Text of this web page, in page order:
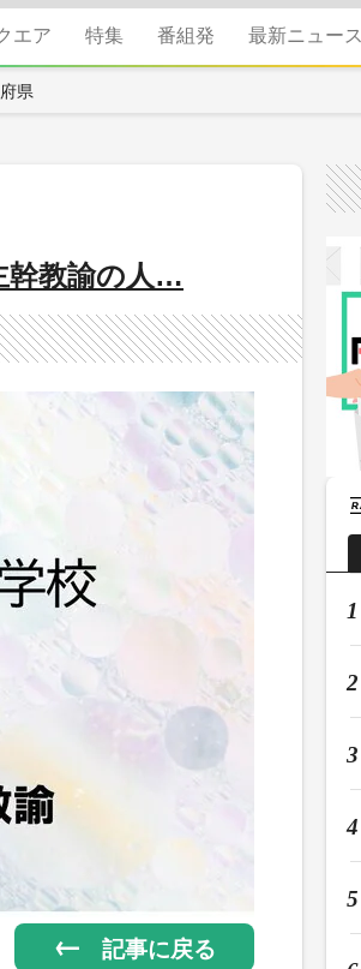
エア 特集 番組発 最新ニュース
県
幹教諭の人…
記事に戻る